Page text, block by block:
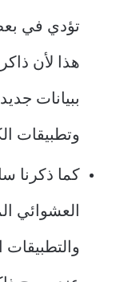
تؤدي في
هذا لأن
ببيانات
وتطبيقات
كما ذكرنا
العشوائي